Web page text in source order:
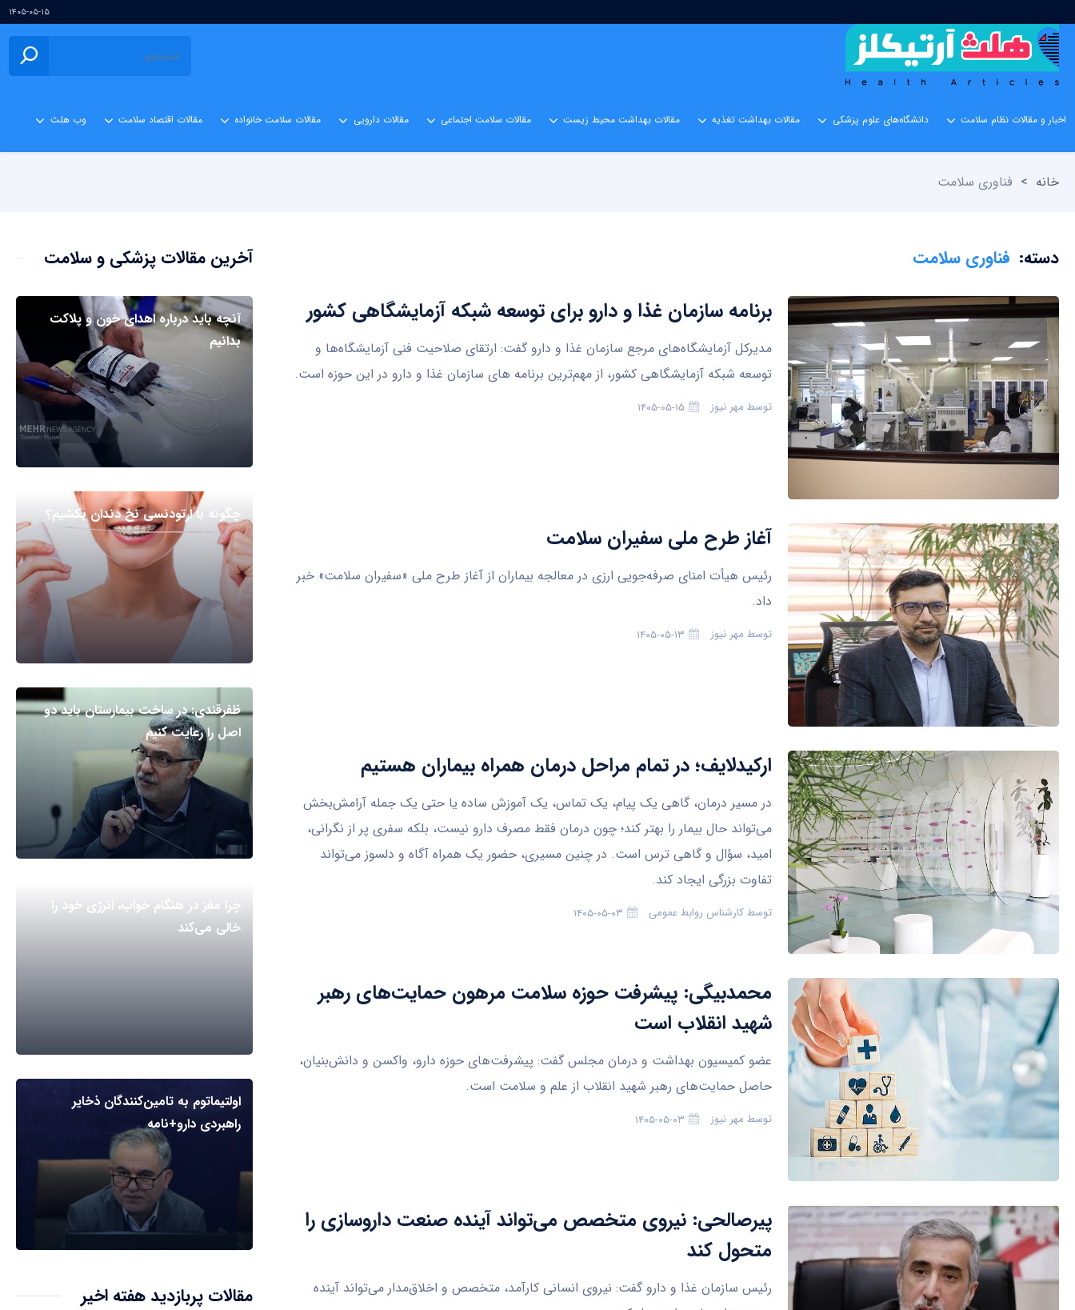
۱۴۰۵-۰۵-۱۵
اخبار و مقالات نظام سلامت دانشگاه‌های علوم پزشکی مقالات بهداشت تغذیه مقالات بهداشت محیط زیست مقالات سلامت اجتماعی مقالات دارویی مقالات سلامت خانواده مقالات اقتصاد سلامت وب هلث
خانه > فناوری سلامت
دسته: فناوری سلامت
برنامه سازمان غذا و دارو برای توسعه شبکه آزمایشگاهی کشور
مدیرکل آزمایشگاه‌های مرجع سازمان غذا و دارو گفت: ارتقای صلاحیت فنی آزمایشگاه‌ها و
توسعه شبکه آزمایشگاهی کشور، از مهم‌ترین برنامه های سازمان غذا و دارو در این حوزه است.
توسط مهر نیوز ۱۴۰۵-۰۵-۱۵
آغاز طرح ملی سفیران سلامت
رئیس هیأت امنای صرفه‌جویی ارزی در معالجه بیماران از آغاز طرح ملی «سفیران سلامت» خبر
داد.
توسط مهر نیوز ۱۴۰۵-۰۵-۱۳
ارکیدلایف؛ در تمام مراحل درمان همراه بیماران هستیم
در مسیر درمان، گاهی یک پیام، یک تماس، یک آموزش ساده یا حتی یک جمله آرامش‌بخش
می‌تواند حال بیمار را بهتر کند؛ چون درمان فقط مصرف دارو نیست، بلکه سفری پر از نگرانی،
امید، سؤال و گاهی ترس است. در چنین مسیری، حضور یک همراه آگاه و دلسوز می‌تواند
تفاوت بزرگی ایجاد کند.
توسطکارشناس روابط عمومی ۱۴۰۵-۰۵-۰۳
محمدبیگی: پیشرفت حوزه سلامت مرهون حمایت‌های رهبر
شهید انقلاب است
عضو کمیسیون بهداشت و درمان مجلس گفت: پیشرفت‌های حوزه دارو، واکسن و دانش‌بنیان،
حاصل حمایت‌های رهبر شهید انقلاب از علم و سلامت است.
توسط مهر نیوز ۱۴۰۵-۰۵-۰۳
پیرصالحی: نیروی متخصص می‌تواند آینده صنعت داروسازی را
متحول کند
رئیس سازمان غذا و دارو گفت: نیروی انسانی کارآمد، متخصص و اخلاق‌مدار می‌تواند آینده
آخرین مقالات پزشکی و سلامت
آنچه باید درباره اهدای خون و پلاکت
بدانیم
چگونه با ارتودنسی نخ دندان بکشیم؟
ظفرقندی: در ساخت بیمارستان باید دو
اصل را رعایت کنیم
چرا مغز در هنگام خواب، انرژی خود را
خالی می‌کند
اولتیماتوم به تامین‌کنندگان ذخایر
راهبردی دارو+نامه
مقالات پربازدید هفته اخیر